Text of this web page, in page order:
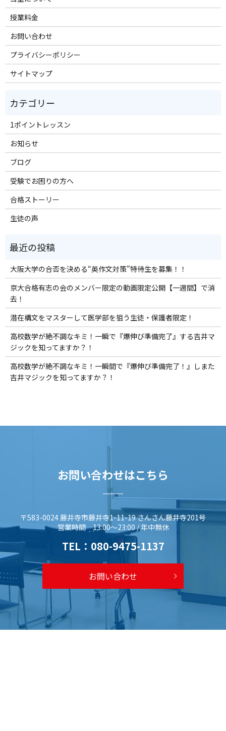
授業料金
お問い合わせ
プライバシーポリシー
サイトマップ
1ポイントレッスン
お知らせ
ブログ
受験でお困りの方へ
合格ストーリー
生徒の声
大阪大学の合否を決める“英作文対策”特待生を募集！！
京大合格有志の会のメンバー限定の動画限定公開【一週間】で消
去！
潜在構文をマスターして医学部を狙う生徒・保護者限定！
高校数学が絶不調なキミ！一瞬で『爆伸び準備完了』する吉井マ
ジックを知ってますか？！
高校数学が絶不調なキミ！一瞬間で『爆伸び準備完了！』しまた
吉井マジックを知ってますか？！
お問い合わせはこちら
〒583-0024 藤井寺市藤井寺1-11-19 さんさん藤井寺201号
営業時間 13:00～23:00 / 年中無休
TEL： 080-9475-1137
お問い合わせ